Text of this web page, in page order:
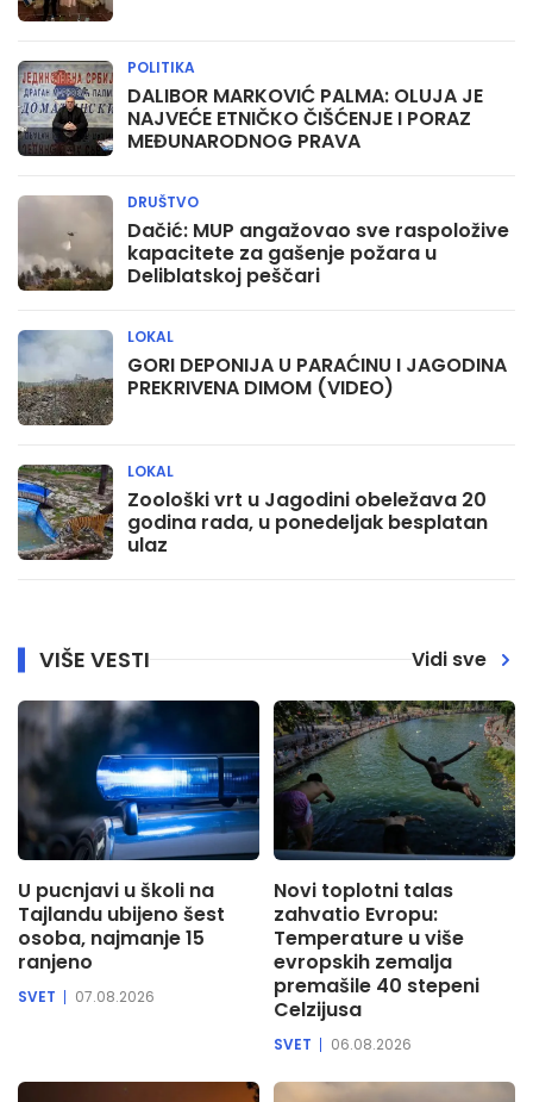
DALIBOR MARKOVIĆ PALMA: OLUJA JE
NAJVEĆE ETNIČKO ČIŠĆENJE I PORAZ
MEĐUNARODNOG PRAVA
POLITIKA
Dačić: MUP angažovao sve raspoložive
kapacitete za gašenje požara u
Deliblatskoj peščari
DRUŠTVO
GORI DEPONIJA U PARAĆINU I JAGODINA
PREKRIVENA DIMOM (VIDEO)
LOKAL
Zoološki vrt u Jagodini obeležava 20
godina rada, u ponedeljak besplatan
ulaz
LOKAL
VIŠE VESTI Vidi sve
U pucnjavi u školi na
Tajlandu ubijeno šest
osoba, najmanje 15
ranjeno
SVET 07.08.2026
Novi toplotni talas
zahvatio Evropu:
Temperature u više
evropskih zemalja
premašile 40 stepeni
Celzijusa
SVET 06.08.2026